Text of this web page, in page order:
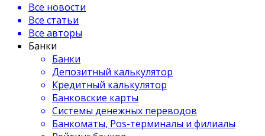
Все новости
Все статьи
Все авторы
Банки
Банки
Депозитный калькулятор
Кредитный калькулятор
Банковские карты
Системы денежных переводов
Банкоматы, Pos-терминалы и филиалы